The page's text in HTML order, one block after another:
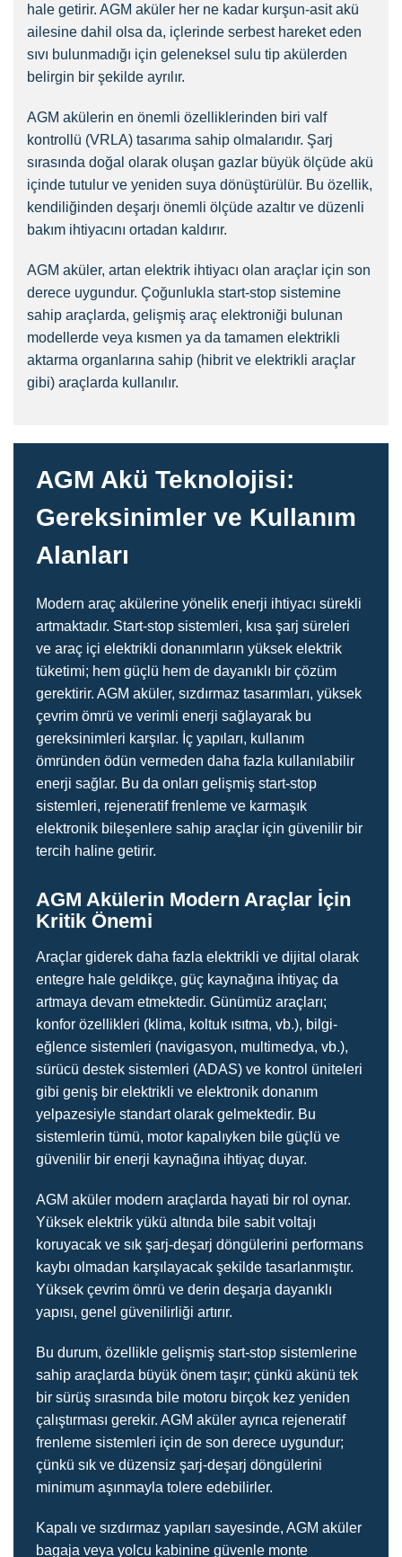
hale getirir. AGM aküler her ne kadar kurşun-asit akü
ailesine dahil olsa da, içlerinde serbest hareket eden
sıvı bulunmadığı için geleneksel sulu tip akülerden
belirgin bir şekilde ayrılır.
AGM akülerin en önemli özelliklerinden biri valf
kontrollü (VRLA) tasarıma sahip olmalarıdır. Şarj
sırasında doğal olarak oluşan gazlar büyük ölçüde akü
içinde tutulur ve yeniden suya dönüştürülür. Bu özellik,
kendiliğinden deşarjı önemli ölçüde azaltır ve düzenli
bakım ihtiyacını ortadan kaldırır.
AGM aküler, artan elektrik ihtiyacı olan araçlar için son
derece uygundur. Çoğunlukla start-stop sistemine
sahip araçlarda, gelişmiş araç elektroniği bulunan
modellerde veya kısmen ya da tamamen elektrikli
aktarma organlarına sahip (hibrit ve elektrikli araçlar
gibi) araçlarda kullanılır.
AGM Akü Teknolojisi:
Gereksinimler ve Kullanım
Alanları
Modern araç akülerine yönelik enerji ihtiyacı sürekli
artmaktadır. Start-stop sistemleri, kısa şarj süreleri
ve araç içi elektrikli donanımların yüksek elektrik
tüketimi; hem güçlü hem de dayanıklı bir çözüm
gerektirir. AGM aküler, sızdırmaz tasarımları, yüksek
çevrim ömrü ve verimli enerji sağlayarak bu
gereksinimleri karşılar. İç yapıları, kullanım
ömründen ödün vermeden daha fazla kullanılabilir
enerji sağlar. Bu da onları gelişmiş start-stop
sistemleri, rejeneratif frenleme ve karmaşık
elektronik bileşenlere sahip araçlar için güvenilir bir
tercih haline getirir.
AGM Akülerin Modern Araçlar İçin
Kritik Önemi
Araçlar giderek daha fazla elektrikli ve dijital olarak
entegre hale geldikçe, güç kaynağına ihtiyaç da
artmaya devam etmektedir. Günümüz araçları;
konfor özellikleri (klima, koltuk ısıtma, vb.), bilgi-
eğlence sistemleri (navigasyon, multimedya, vb.),
sürücü destek sistemleri (ADAS) ve kontrol üniteleri
gibi geniş bir elektrikli ve elektronik donanım
yelpazesiyle standart olarak gelmektedir. Bu
sistemlerin tümü, motor kapalıyken bile güçlü ve
güvenilir bir enerji kaynağına ihtiyaç duyar.
AGM aküler modern araçlarda hayati bir rol oynar.
Yüksek elektrik yükü altında bile sabit voltajı
koruyacak ve sık şarj-deşarj döngülerini performans
kaybı olmadan karşılayacak şekilde tasarlanmıştır.
Yüksek çevrim ömrü ve derin deşarja dayanıklı
yapısı, genel güvenilirliği artırır.
Bu durum, özellikle gelişmiş start-stop sistemlerine
sahip araçlarda büyük önem taşır; çünkü akünü tek
bir sürüş sırasında bile motoru birçok kez yeniden
çalıştırması gerekir. AGM aküler ayrıca rejeneratif
frenleme sistemleri için de son derece uygundur;
çünkü sık ve düzensiz şarj-deşarj döngülerini
minimum aşınmayla tolere edebilirler.
Kapalı ve sızdırmaz yapıları sayesinde, AGM aküler
bagaja veya yolcu kabinine güvenle monte